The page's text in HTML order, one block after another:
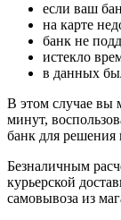
если ваш
на карте
банк не
истекло
в данных
В этом случае вы
минут,
банк для решения
Безналичным
курьерской
самовывоза из